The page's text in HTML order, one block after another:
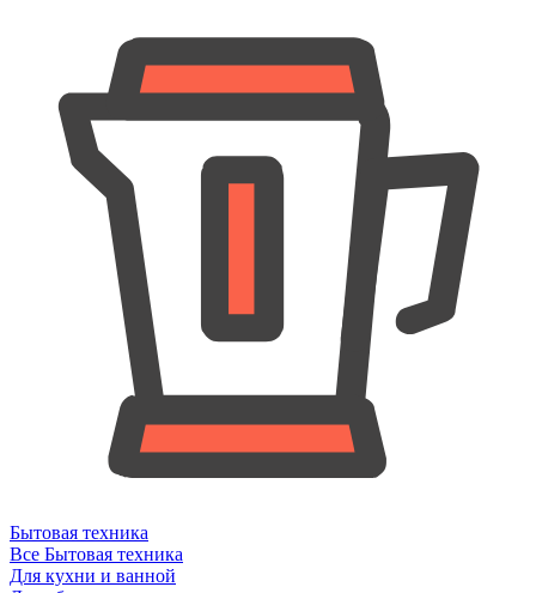
Бытовая техника
Все Бытовая техника
Для кухни и ванной